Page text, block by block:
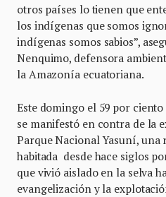
otros países lo tienen que
los indígenas que somos
indígenas somos sabios”,
Nenquimo, defensora
la Amazonía ecuatoriana.
Este domingo el 59 por
se manifestó en contra de la
Parque Nacional Yasuní, una
habitada desde hace siglos
que vivió aislado en la selva
evangelización y la